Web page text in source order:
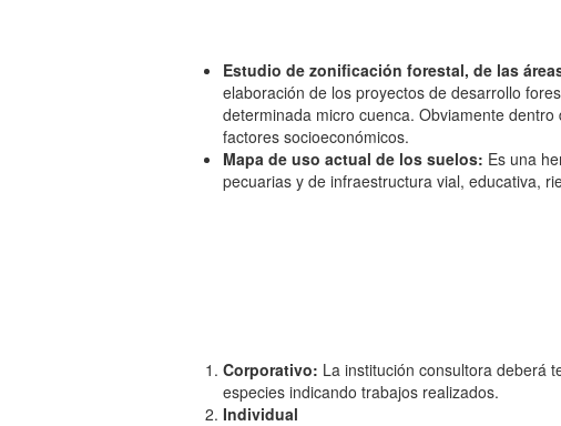
Estudio de zonificación forestal, de las
elaboración de los proyectos de desarrollo
determinada micro cuenca. Obviamente
factores socioeconómicos.
Mapa de uso actual de los suelos: Es una
pecuarias y de infraestructura vial, educativa,
Corporativo: La institución consultora deberá
especies indicando trabajos realizados.
Individual